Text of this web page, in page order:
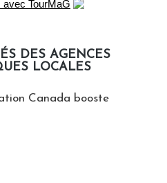
DES AGENCES
LOCALES
Canada booste